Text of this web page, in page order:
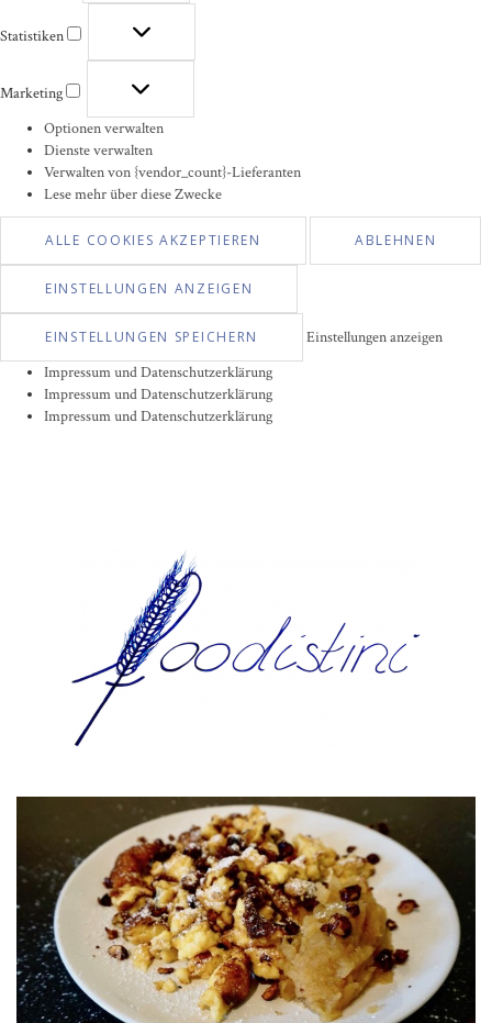
Statistiken
Marketing
Optionen verwalten
Dienste verwalten
Verwalten von {vendor_count}-Lieferanten
Lese mehr über diese Zwecke
ALLE COOKIES AKZEPTIEREN ABLEHNEN
EINSTELLUNGEN ANZEIGEN
EINSTELLUNGEN SPEICHERN
Einstellungen anzeigen
Impressum und Datenschutzerklärung
Impressum und Datenschutzerklärung
Impressum und Datenschutzerklärung